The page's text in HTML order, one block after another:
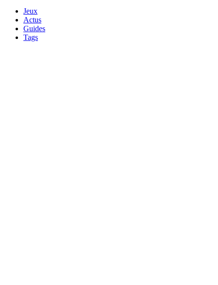
Jeux
Actus
Guides
Tags